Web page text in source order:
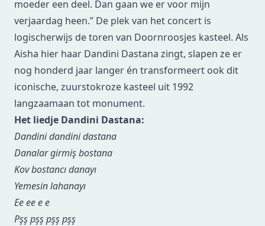
moeder een deel. Dan gaan we er voor mijn
verjaardag heen.” De plek van het concert is
logischerwijs de toren van Doornroosjes kasteel. Als
Aisha hier haar Dandini Dastana zingt, slapen ze er
nog honderd jaar langer én transformeert ook dit
iconische, zuurstokroze kasteel uit 1992
langzaamaan tot monument.
Het liedje Dandini Dastana:
Dandini dandini dastana
Danalar girmiş bostana
Kov bostancı danayı
Yemesin lahanayı
Ee ee e e
Pşş pşş pşş pşş